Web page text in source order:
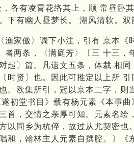
各有凌霄花络其上，顺 常昼卧
下有幽人昼梦长。 湖风清软。
家傲〉调下小注，引有 京本
两条，〈满庭芳〉〔三 十三
起〕篇。凡遗文五条，体裁 相
时贤〕也。因此可推定以上所
欧集所引，冠以京本二字，
初堂书目》载有杨元素《本事
首，交情之亲厚可知。元素名
以同乡为杭倅，故过从尤契密
和，翰林主人元素自撰腔。〕